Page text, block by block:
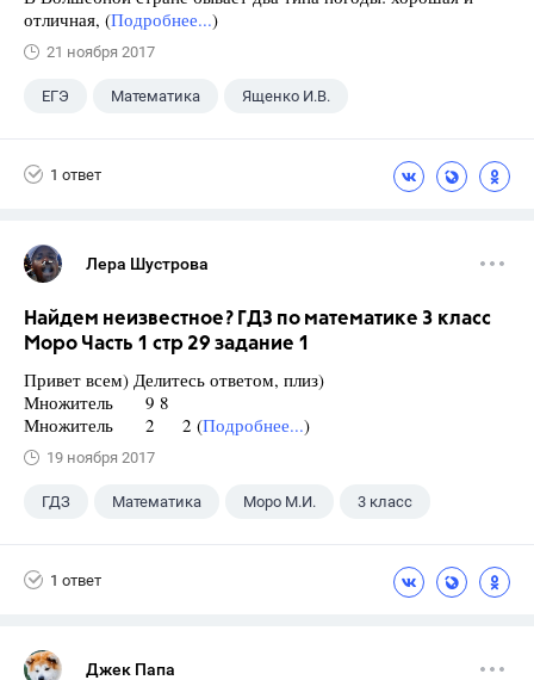
отличная, (Подробнее...)
21 ноября 2017
ЕГЭ Математика Ященко И.В.
1 ответ
Лера Шустрова
Найдем неизвестное? ГДЗ по математике 3 класс
Моро Часть 1 стр 29 задание 1
Привет всем) Делитесь ответом, плиз)
Множитель 9 8
Множитель 2 2 (Подробнее...)
19 ноября 2017
ГДЗ Математика Моро М.И. 3 класс
1 ответ
Джек Папа